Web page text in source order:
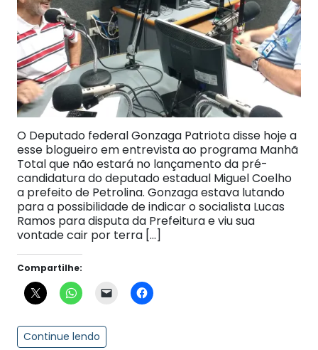
O Deputado federal Gonzaga Patriota disse hoje a
esse blogueiro em entrevista ao programa Manhã
Total que não estará no lançamento da pré-
candidatura do deputado estadual Miguel Coelho
a prefeito de Petrolina. Gonzaga estava lutando
para a possibilidade de indicar o socialista Lucas
Ramos para disputa da Prefeitura e viu sua
vontade cair por terra […]
Compartilhe:
Continue lendo